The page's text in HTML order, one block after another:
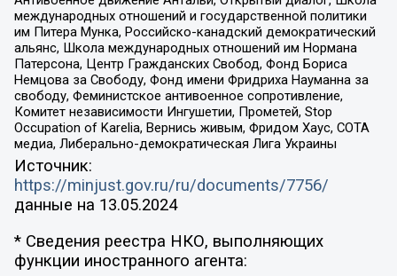
международных отношений и государственной политики
им Питера Мунка, Российско-канадский демократический
альянс, Школа международных отношений им Нормана
Патерсона, Центр Гражданских Свобод, Фонд Бориса
Немцова за Свободу, Фонд имени Фридриха Науманна за
свободу, Феминистское антивоенное сопротивление,
Комитет независимости Ингушетии, Прометей, Stop
Occupation of Karelia, Вернись живым, Фридом Хаус, СОТА
медиа, Либерально-демократическая Лига Украины
Источник:
https://minjust.gov.ru/ru/documents/7756/
данные на 13.05.2024
* Сведения реестра НКО, выполняющих
функции иностранного агента: